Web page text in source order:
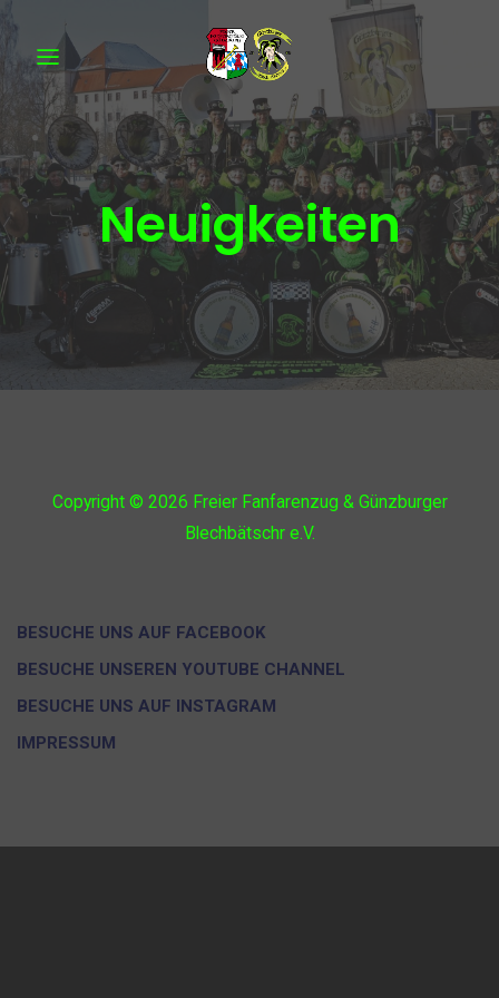
Neuigkeiten
Copyright © 2026 Freier Fanfarenzug & Günzburger
Blechbätschr e.V.
BESUCHE UNS AUF FACEBOOK
BESUCHE UNSEREN YOUTUBE CHANNEL
BESUCHE UNS AUF INSTAGRAM
IMPRESSUM